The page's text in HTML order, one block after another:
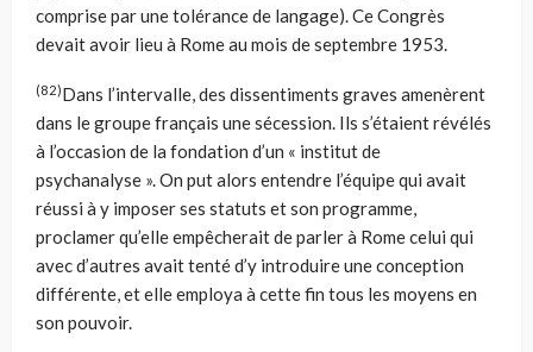
comprise par une tolérance de langage). Ce Congrès
devait avoir lieu à Rome au mois de septembre 1953.
(82)Dans l’intervalle, des dissentiments graves amenèrent
dans le groupe français une sécession. Ils s’étaient révélés
à l’occasion de la fondation d’un « institut de
psychanalyse ». On put alors entendre l’équipe qui avait
réussi à y imposer ses statuts et son programme,
proclamer qu’elle empêcherait de parler à Rome celui qui
avec d’autres avait tenté d’y introduire une conception
différente, et elle employa à cette fin tous les moyens en
son pouvoir.